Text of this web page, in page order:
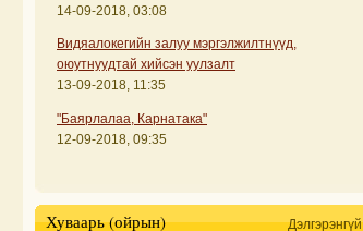
14-09-2018, 03:08
Видяалокегийн залуу мэргэлжилтнүүд,
оюутнуудтай хийсэн уулзалт
13-09-2018, 11:35
"Баярлалаа, Карнатака"
12-09-2018, 09:35
Хуваарь (ойрын) Дэлгэрэнгүй